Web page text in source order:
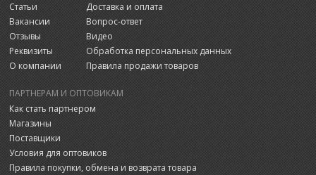
Статьи
Вакансии
Отзывы
Реквизиты
О компании
Доставка и оплата
Вопрос-ответ
Видео
Обработка персональных данных
Правила продажи товаров
ПАРТНЕРАМ И ОПТОВИКАМ
Как стать партнером
Магазины
Поставщики
Условия для оптовиков
Правила покупки, обмена и возврата товара